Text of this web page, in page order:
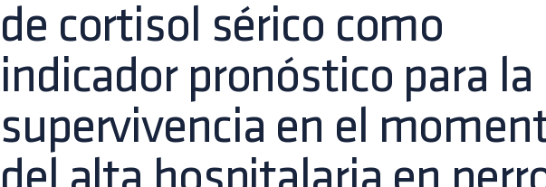
de cortisol sérico como
indicador pronóstico para la
supervivencia en el